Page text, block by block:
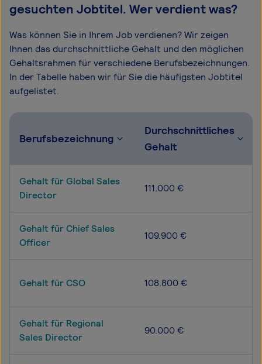
gesuchten Jobtitel. Wer verdient was?
Was können Sie in Ihrem Job verdienen? Wir zeigen
Ihnen das durchschnittliche Gehalt und den möglichen
Gehaltsrahmen für verschiedene Berufsbezeichnungen.
In der Tabelle haben wir für Sie die häufigsten Jobtitel
aufgelistet.
Berufsbezeichnung
Durchschnittliches
Gehalt
Gehalt für Global Sales
Director
111.000 €
Gehalt für Chief Sales
Officer
109.900 €
Gehalt für CSO 108.800 €
Gehalt für Regional
Sales Director
90.000 €